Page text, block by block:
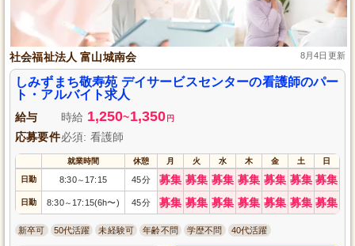
社会福祉法人 富山城南会 8月4日更新
しみずまち敬寿苑 デイサービスセンターの看護師のパー
ト・アルバイト求人
給与 時給 1,250~1,350 円
応募要件必須: 看護師
就業時間 休憩 月 火 水 木 金 土 日
日勤 8:30～ 17:15 45分 募集 募集 募集 募集 募集 募集 募集
日勤 8:30～ 17:15(6h〜) 45分 募集 募集 募集 募集 募集 募集 募集
新卒可 50代活躍 未経験可 年齢不問 学歴不問 40代活躍